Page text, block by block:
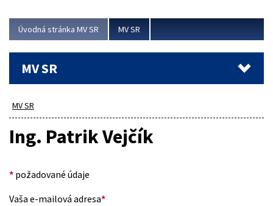
Úvodná stránka MV SR MV SR
MV SR
MV SR
Ing. Patrik Vejčík
* požadované údaje
Vaša e-mailová adresa*